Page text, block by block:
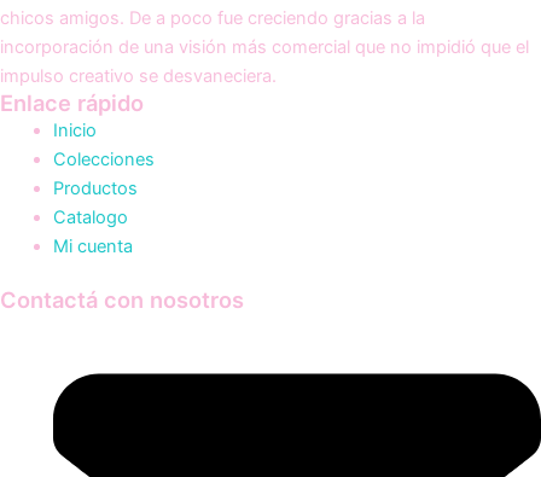
chicos amigos. De a poco fue creciendo gracias a la
incorporación de una visión más comercial que no impidió que el
impulso creativo se desvaneciera.
Enlace rápido
Inicio
Colecciones
Productos
Catalogo
Mi cuenta
Contactá con nosotros